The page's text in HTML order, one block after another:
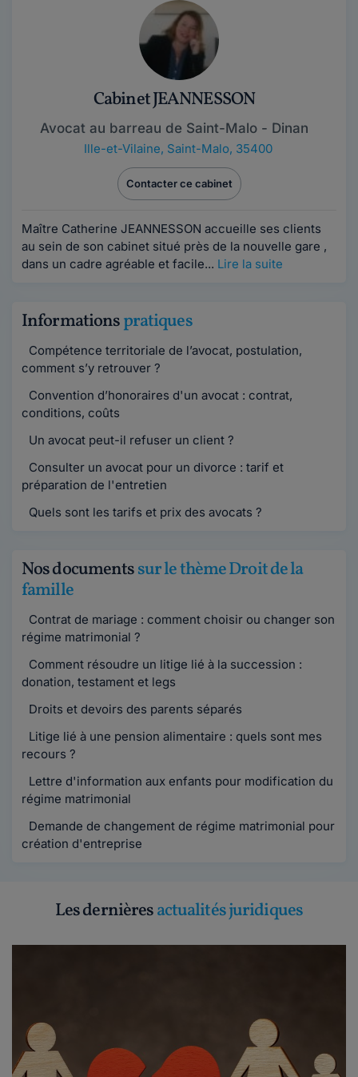
Cabinet JEANNESSON
Avocat au barreau de Saint-Malo - Dinan
Ille-et-Vilaine, Saint-Malo, 35400
Contacter ce cabinet
Maître Catherine JEANNESSON accueille ses clients
au sein de son cabinet situé près de la nouvelle gare ,
dans un cadre agréable et facile... Lire la suite
Informationspratiques
Compétence territoriale de l’avocat, postulation,
comment s’y retrouver ?
Convention d’honoraires d'un avocat : contrat,
conditions, coûts
Un avocat peut-il refuser un client ?
Consulter un avocat pour un divorce : tarif et
préparation de l'entretien
Quels sont les tarifs et prix des avocats ?
Nos documentssur le thème Droit de la
famille
Contrat de mariage : comment choisir ou changer son
régime matrimonial ?
Comment résoudre un litige lié à la succession :
donation, testament et legs
Droits et devoirs des parents séparés
Litige lié à une pension alimentaire : quels sont mes
recours ?
Lettre d'information aux enfants pour modification du
régime matrimonial
Demande de changement de régime matrimonial pour
création d'entreprise
Les dernièresactualités juridiques